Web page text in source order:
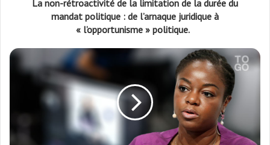
La non-rétroactivité de la limitation de la durée du
mandat politique : de l’arnaque juridique à
« l’opportunisme » politique.